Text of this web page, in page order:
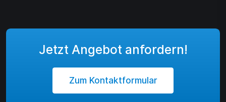
Jetzt Angebot anfordern!
Zum Kontaktformular